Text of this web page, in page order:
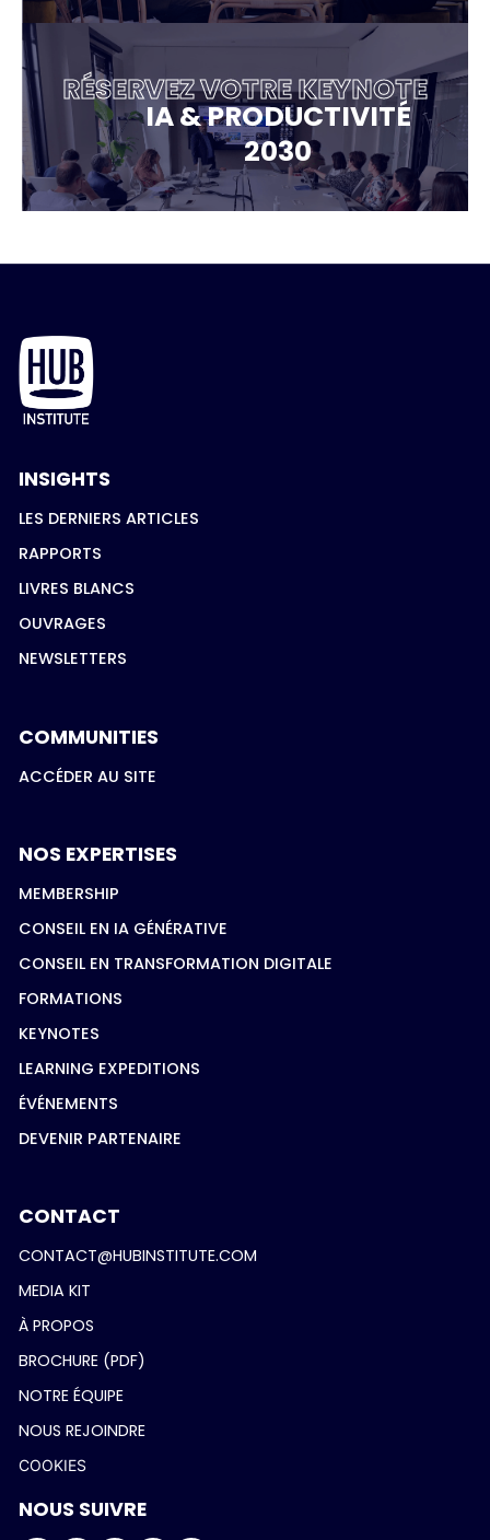
RÉSERVEZ VOTRE KEYNOTE
IA & PRODUCTIVITÉ
2030
INSIGHTS
LES DERNIERS ARTICLES
RAPPORTS
LIVRES BLANCS
OUVRAGES
NEWSLETTERS
COMMUNITIES
ACCÉDER AU SITE
NOS EXPERTISES
MEMBERSHIP
CONSEIL EN IA GÉNÉRATIVE
CONSEIL EN TRANSFORMATION DIGITALE
FORMATIONS
KEYNOTES
LEARNING EXPEDITIONS
ÉVÉNEMENTS
DEVENIR PARTENAIRE
CONTACT
CONTACT@HUBINSTITUTE.COM
MEDIA KIT
À PROPOS
BROCHURE (PDF)
NOTRE ÉQUIPE
NOUS REJOINDRE
COOKIES
NOUS SUIVRE